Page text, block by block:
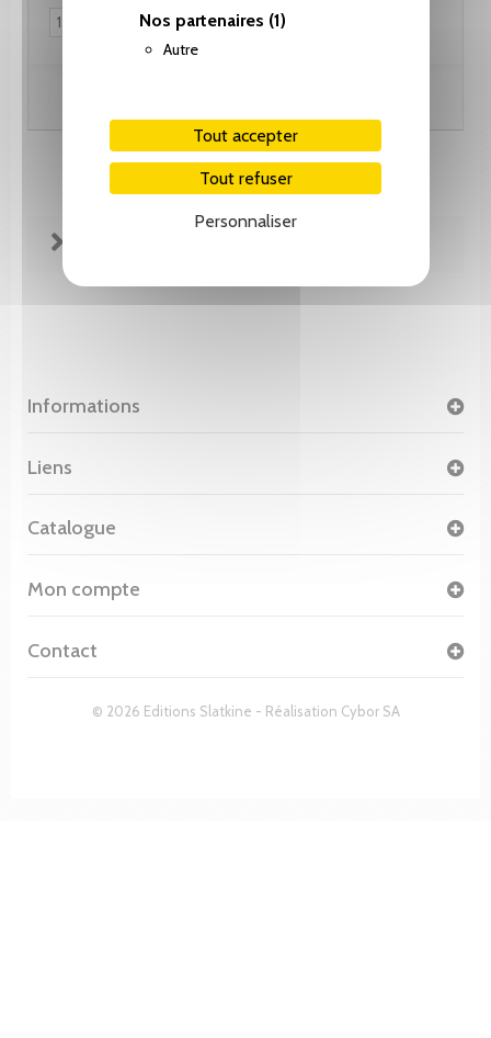
Nos partenaires (1)
Autre
Tout accepter
Tout refuser
Personnaliser
Informations
© 2026 Editions Slatkine - Réalisation Cybor SA
Liens
Catalogue
Mon compte
Contact